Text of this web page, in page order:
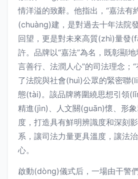
情洋溢的致辭。他指出，“嘉法有
(chuàng)建，是對過去十年法院
回望，更是對未來高質(zhì)量發
許。品牌以“嘉法”為名，既彰顯
言善行、法潤人心”的司法理念；
了法院與社會(huì)公眾的緊密聯
態(tài)。該品牌將圍繞思想引領
精進(jìn)、人文關(guān)懷、形
度，打造具有鮮明辨識度和深刻
系，讓司法力量更具溫度，讓法
心。
啟動(dòng)儀式后，一場由干警